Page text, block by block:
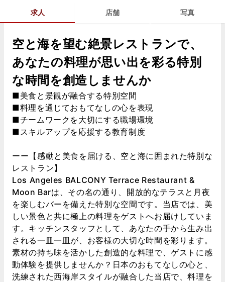
求人 店舗 写真
空と海を望む絶景レストランで、
あなたの料理が思い出を彩る特別
な時間を創造しませんか
■美食と景観が融合する特別空間
■料理を通じておもてなしの心を表現
■チームワークを大切にする職場環境
■スキルアップを応援する教育制度
ーー【感動と美食を届ける、空と海に囲まれた特別な
レストラン】
Los Angeles BALCONY Terrace Restaurant &
Moon Barは、その名の通り、開放的なテラスと月夜
を楽しむバーを備えた特別な空間です。当店では、美
しい景色と共に極上の料理をゲストへお届けしていま
す。キッチンスタッフとして、あなたの手から生み出
される一皿一皿が、お客様の大切な時間を彩ります。
素材の持ち味を活かした創造的な料理で、ゲストに感
動体験を提供しませんか？日本のおもてなしの心と、
洗練された西海岸スタイルが融合した当店で、料理を